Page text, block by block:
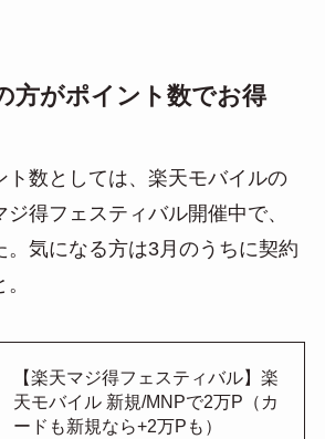
方がポイント数でお得
ト数としては、楽天モバイルの
得フェスティバル開催中で、
。気になる方は3月のうちに契約
【楽天マジ得フェスティバル】楽
天モバイル 新規/MNPで2万P（カ
ードも新規なら+2万Pも）